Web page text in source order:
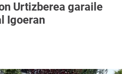
Urtizberea garaile
Igoeran